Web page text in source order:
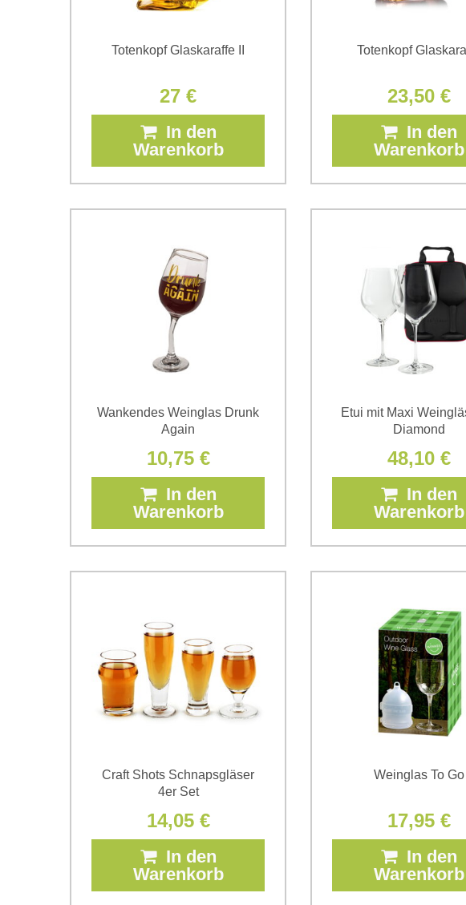
Totenkopf Glaskaraffe II
27 €
In den
Warenkorb
Totenkopf
23,50 €
In den
Warenkorb
Wankendes Weinglas Drunk
Again
10,75 €
In den
Warenkorb
Etui mit Maxi
Diamond
48,10 €
In den
Warenkorb
Craft Shots Schnapsgläser
4er Set
14,05 €
In den
Warenkorb
Weinglas To Go
17,95 €
In den
Warenkorb